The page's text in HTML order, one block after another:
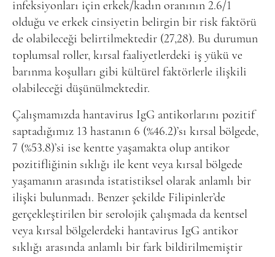
infeksiyonları için erkek/kadın oranının 2.6/1
olduğu ve erkek cinsiyetin belirgin bir risk faktörü
de olabileceği belirtilmektedir (27,28). Bu durumun
toplumsal roller, kırsal faaliyetlerdeki iş yükü ve
barınma koşulları gibi kültürel faktörlerle ilişkili
olabileceği düşünülmektedir.
Çalışmamızda hantavirus IgG antikorlarını pozitif
saptadığımız 13 hastanın 6 (%46.2)’sı kırsal bölgede,
7 (%53.8)’si ise kentte yaşamakta olup antikor
pozitifliğinin sıklığı ile kent veya kırsal bölgede
yaşamanın arasında istatistiksel olarak anlamlı bir
ilişki bulunmadı. Benzer şekilde Filipinler’de
gerçekleştirilen bir serolojik çalışmada da kentsel
veya kırsal bölgelerdeki hantavirus IgG antikor
sıklığı arasında anlamlı bir fark bildirilmemiştir